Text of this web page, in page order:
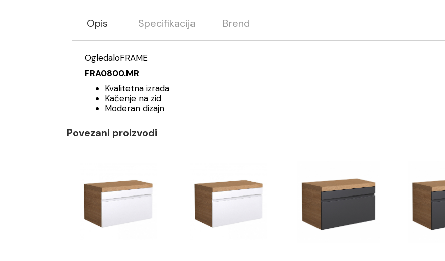
Opis Specifikacija Brend
OgledaloFRAME
FRA0800.MR
Kvalitetna izrada
Kačenje na zid
Moderan dizajn
Povezani proizvodi